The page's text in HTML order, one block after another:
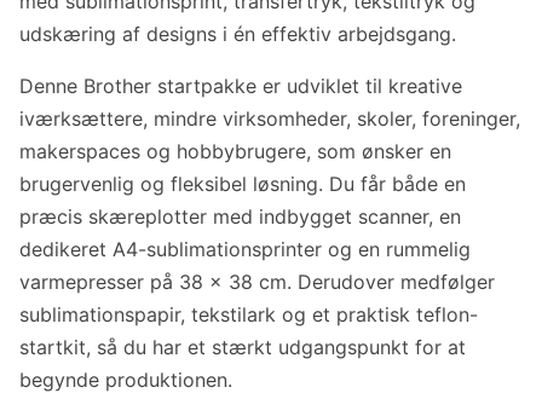
udskæring af designs i én effektiv arbejdsgang.
Denne Brother startpakke er udviklet til kreative
iværksættere, mindre virksomheder, skoler, foreninger,
makerspaces og hobbybrugere, som ønsker en
brugervenlig og fleksibel løsning. Du får både en
præcis skæreplotter med indbygget scanner, en
dedikeret A4-sublimationsprinter og en rummelig
varmepresser på 38 x 38 cm. Derudover medfølger
sublimationspapir, tekstilark og et praktisk teflon-
startkit, så du har et stærkt udgangspunkt for at
begynde produktionen.